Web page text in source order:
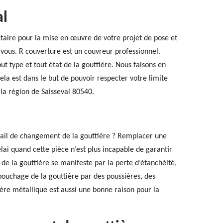
pour la mise en œuvre de votre projet de pose et
R couverture est un couvreur professionnel.
type et tout état de la gouttière. Nous faisons en
est dans le but de pouvoir respecter votre limite
région de Saisseval 80540.
de changement de la gouttière ? Remplacer une
quand cette pièce n’est plus incapable de garantir
la gouttière se manifeste par la perte d’étanchéité,
de la gouttière par des poussières, des
métallique est aussi une bonne raison pour la